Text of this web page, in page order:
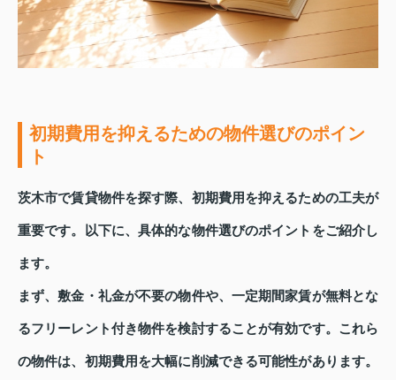
初期費用を抑えるための物件選びのポイン
ト
茨木市で賃貸物件を探す際、初期費用を抑えるための工夫が
重要です。以下に、具体的な物件選びのポイントをご紹介し
ます。
まず、敷金・礼金が不要の物件や、一定期間家賃が無料とな
るフリーレント付き物件を検討することが有効です。これら
の物件は、初期費用を大幅に削減できる可能性があります。